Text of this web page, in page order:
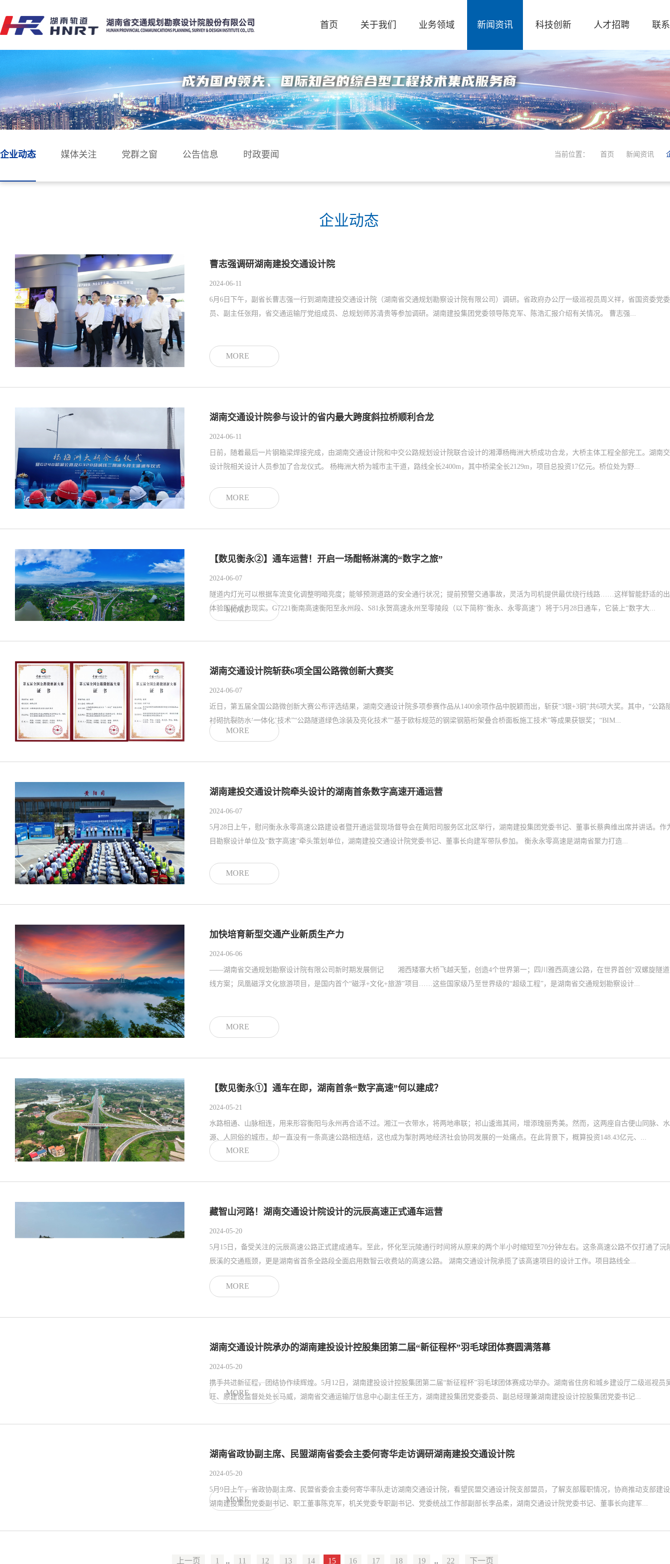
首页 关于我们 业务领域 新闻资讯 科技创新 人才招聘 联
企业动态 媒体关注 党群之窗 公告信息 时政要闻 当前位置： 首页 新闻资讯
企业动态
曹志强调研湖南建投交通设计院
2024-06-11
6月6日下午，副省长曹志强一行到湖南建投交通设计院（湖南省交通规划勘察设计院有限公司）调研。省政府办公厅一级巡视员周义祥，省国资委党
员、副主任张翔，省交通运输厅党组成员、总规划师苏清贵等参加调研。湖南建投集团党委领导陈克军、陈浩汇报介绍有关情况。 曹志强...
MORE
湖南交通设计院参与设计的省内最大跨度斜拉桥顺利合龙
2024-06-11
日前，随着最后一片钢箱梁焊接完成，由湖南交通设计院和中交公路规划设计院联合设计的湘潭杨梅洲大桥成功合龙，大桥主体工程全部完工。湖南
设计院相关设计人员参加了合龙仪式。 杨梅洲大桥为城市主干道，路线全长2400m，其中桥梁全长2129m，项目总投资17亿元。桥位处为野...
MORE
【数见衡永②】通车运营！开启一场酣畅淋漓的“数字之旅”
2024-06-07
隧道内灯光可以根据车流变化调整明暗亮度；能够预测道路的安全通行状况；提前预警交通事故，灵活为司机提供最优绕行线路……这样智能舒适的
体验即将成为现实。G7221衡南高速衡阳至永州段、S81永贺高速永州至零陵段（以下简称“衡永、永零高速”）将于5月28日通车，它装上“数字大...
MORE
湖南交通设计院斩获6项全国公路微创新大赛奖
2024-06-07
近日，第五届全国公路微创新大赛公布评选结果，湖南交通设计院多项参赛作品从1400余项作品中脱颖而出，斩获“3银+3铜”共6项大奖。其中，“公路
衬砌抗裂防水‘一体化’技术”“公路隧道绿色涂装及亮化技术”“基于欧标规范的钢梁钢筋桁架叠合桥面板施工技术”等成果获银奖；“BIM...
MORE
湖南建投交通设计院牵头设计的湖南首条数字高速开通运营
2024-06-07
5月28日上午，慰问衡永永零高速公路建设者暨开通运营现场督导会在黄阳司服务区北区举行，湖南建投集团党委书记、董事长蔡典维出席并讲话。作
目勘察设计单位及“数字高速”牵头策划单位，湖南建投交通设计院党委书记、董事长向建军带队参加。 衡永永零高速是湖南省聚力打造...
MORE
加快培育新型交通产业新质生产力
2024-06-06
——湖南省交通规划勘察设计院有限公司新时期发展侧记 湘西矮寨大桥飞越天堑，创造4个世界第一；四川雅西高速公路，在世界首创“双螺旋隧道
线方案；凤凰磁浮文化旅游项目，是国内首个“磁浮+文化+旅游”项目……这些国家级乃至世界级的“超级工程”，是湖南省交通规划勘察设计...
MORE
【数见衡永①】通车在即，湖南首条“数字高速”何以建成？
2024-05-21
水路相通、山脉相连，用来形容衡阳与永州再合适不过。湘江一衣带水，将两地串联；祁山逶迤其间，增添瑰丽秀美。然而，这两座自古便山同脉、
源、人同俗的城市，却一直没有一条高速公路相连结，这也成为掣肘两地经济社会协同发展的一处痛点。在此背景下，概算投资148.43亿元、...
MORE
藏智山河路！湖南交通设计院设计的沅辰高速正式通车运营
2024-05-20
5月15日，备受关注的沅辰高速公路正式建成通车。至此，怀化至沅陵通行时间将从原来的两个半小时缩短至70分钟左右。这条高速公路不仅打通了沅
辰溪的交通瓶颈，更是湖南省首条全路段全面启用数智云收费站的高速公路。 湖南交通设计院承揽了该高速项目的设计工作。项目路线全...
MORE
湖南交通设计院承办的湖南建投设计控股集团第二届“新征程杯”羽毛球团体赛圆满落幕
2024-05-20
携手共进新征程，团结协作续辉煌。5月12日，湖南建投设计控股集团第二届“新征程杯”羽毛球团体赛成功举办。湖南省住房和城乡建设厅二级巡视员
旺、原建设监督处处长马威，湖南省交通运输厅信息中心副主任王方，湖南建投集团党委委员、副总经理兼湖南建投设计控股集团党委书记...
MORE
湖南省政协副主席、民盟湖南省委会主委何寄华走访调研湖南建投交通设计院
2024-05-20
5月9日上午，省政协副主席、民盟省委会主委何寄华率队走访湖南交通设计院，看望民盟交通设计院支部盟员，了解支部履职情况，协商推动支部建
湖南建投集团党委副书记、职工董事陈克军，机关党委专职副书记、党委统战工作部副部长李品柔，湖南交通设计院党委书记、董事长向建军...
MORE
上一页 1 .. 11 12 13 14 15 16 17 18 19 .. 22 下一页